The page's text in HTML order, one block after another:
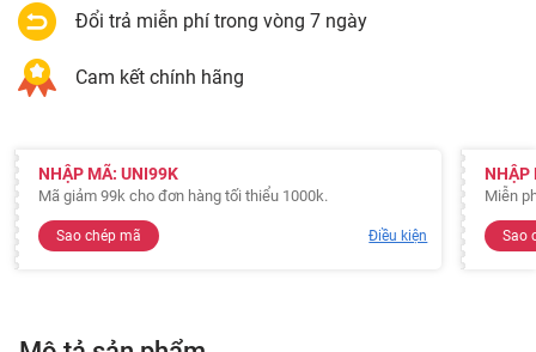
Đổi trả miễn phí trong vòng 7 ngày
Cam kết chính hãng
NHẬP MÃ: UNI99K
Mã giảm 99k cho đơn hàng tối thiểu 1000k.
Sao chép mã Điều kiện
NHẬP
Miễn
Sao